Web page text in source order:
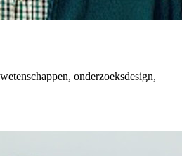
onderzoeks­design,